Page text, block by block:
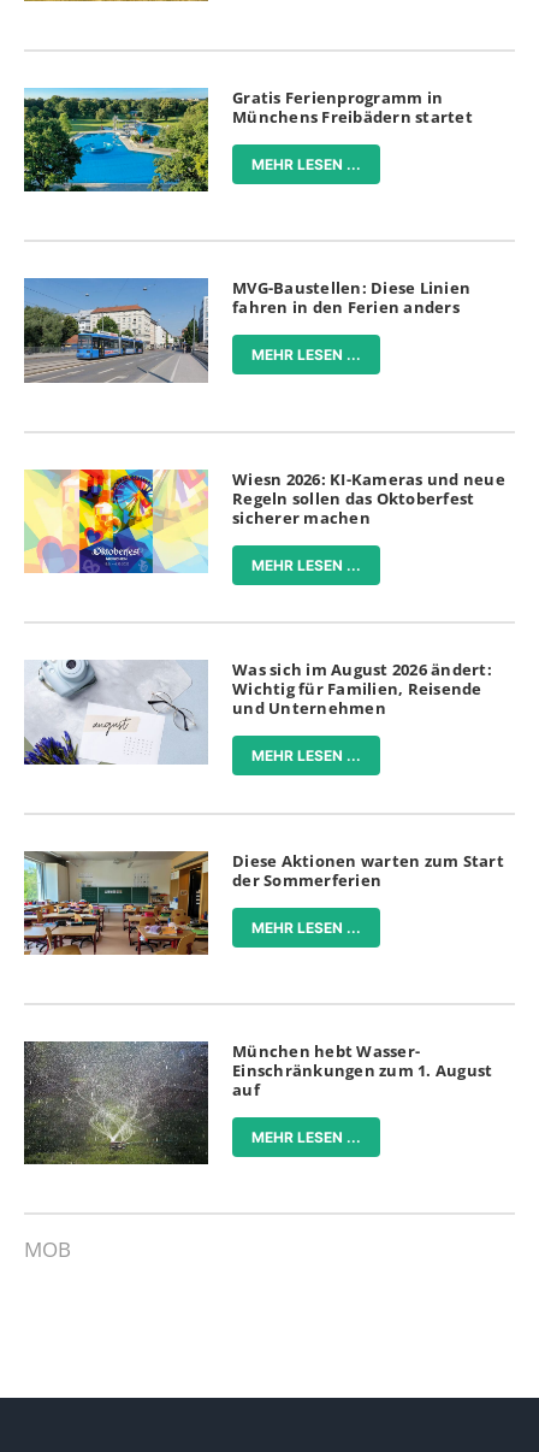
Gratis Ferienprogramm in
Münchens Freibädern startet
MEHR LESEN ...
MVG-Baustellen: Diese Linien
fahren in den Ferien anders
MEHR LESEN ...
Wiesn 2026: KI-Kameras und neue
Regeln sollen das Oktoberfest
sicherer machen
MEHR LESEN ...
Was sich im August 2026 ändert:
Wichtig für Familien, Reisende
und Unternehmen
MEHR LESEN ...
Diese Aktionen warten zum Start
der Sommerferien
MEHR LESEN ...
München hebt Wasser-
Einschränkungen zum 1. August
auf
MEHR LESEN ...
MOB